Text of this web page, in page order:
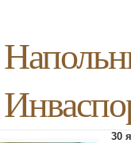
30